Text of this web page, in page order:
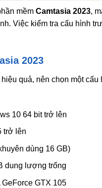
mềm Camtasia 2023,
Việc kiểm tra cấu hình
2023
quả, nên chọn một
10 64 bit trở lên
trở lên
dùng 16 GB)
dung lượng trống
GeForce GTX 105